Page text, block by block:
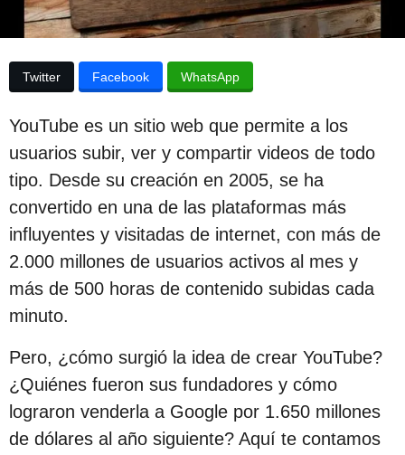
a
c
i
ó
n
3
a
ñ
o
s
d
s
d
e
l
u
b
Twitter Facebook WhatsApp
YouTube es un sitio web que permite a los
usuarios subir, ver y compartir videos de todo
tipo. Desde su creación en 2005, se ha
convertido en una de las plataformas más
influyentes y visitadas de internet, con más de
2.000 millones de usuarios activos al mes y
más de 500 horas de contenido subidas cada
minuto.
Pero, ¿cómo surgió la idea de crear YouTube?
¿Quiénes fueron sus fundadores y cómo
lograron venderla a Google por 1.650 millones
de dólares al año siguiente? Aquí te contamos